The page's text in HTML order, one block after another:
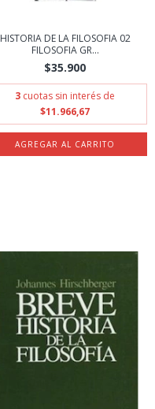
HISTORIA DE LA FILOSOFIA 02
FILOSOFIA GR...
$35.900
3 cuotas sin interés de
$11.966,67